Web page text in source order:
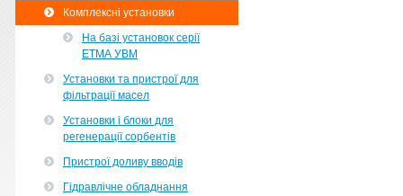
Комплексні установки
На базі установок серії
ЕТМА УВМ
Установки та пристрої для
фільтрації масел
Установки і блоки для
регенерації сорбентів
Пристрої доливу вводів
Гідравлічне обладнання